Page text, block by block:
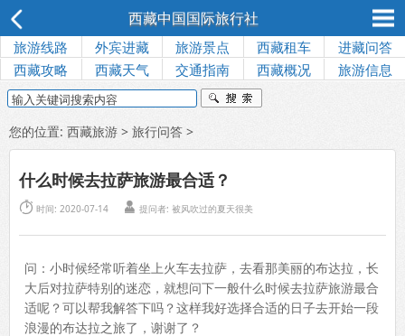
西藏中国国际旅行社
旅游线路 外宾进藏 旅游景点 西藏租车
进藏问答
西藏攻略
西藏天气 交通指南 西藏概况 旅游信息
您的位置: 西藏旅游 > 旅行问答 >
什么时候去拉萨旅游最合适？
 时间: 2020-07-14  提问者: 被风吹过的夏天很美
问：小时候经常听着坐上火车去拉萨，去看那美丽的布达拉，长
大后对拉萨特别的迷恋，就想问下一般什么时候去拉萨旅游最合
适呢？可以帮我解答下吗？这样我好选择合适的日子去开始一段
浪漫的布达拉之旅了，谢谢了？